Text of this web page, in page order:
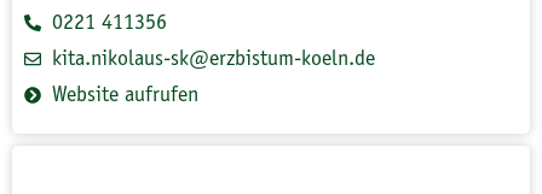
0221 411356
kita.nikolaus-sk@erzbistum-koeln.de
Website aufrufen